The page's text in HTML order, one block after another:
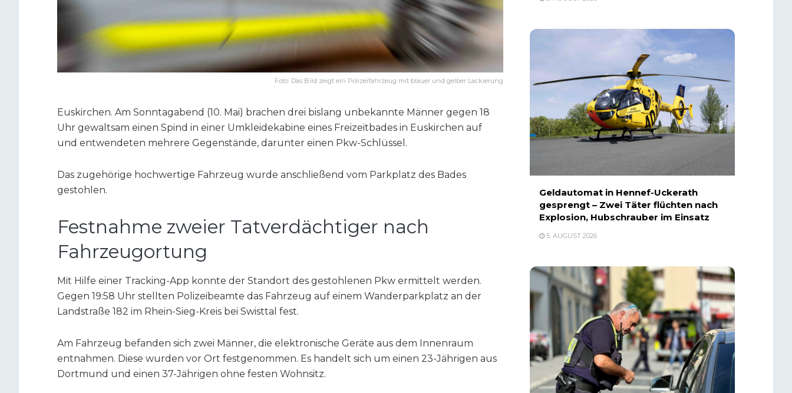
Foto: Das Bild zeigt ein Polizeifahrzeug mit blauer und gelber Lackierung
Euskirchen. Am Sonntagabend (10. Mai) brachen drei bislang unbekannte Männer gegen 18
Uhr gewaltsam einen Spind in einer Umkleidekabine eines Freizeitbades in Euskirchen auf
und entwendeten mehrere Gegenstände, darunter einen Pkw-Schlüssel.
Das zugehörige hochwertige Fahrzeug wurde anschließend vom Parkplatz des Bades
gestohlen.
Festnahme zweier Tatverdächtiger nach
Fahrzeugortung
Mit Hilfe einer Tracking-App konnte der Standort des gestohlenen Pkw ermittelt werden.
Gegen 19:58 Uhr stellten Polizeibeamte das Fahrzeug auf einem Wanderparkplatz an der
Landstraße 182 im Rhein-Sieg-Kreis bei Swisttal fest.
Am Fahrzeug befanden sich zwei Männer, die elektronische Geräte aus dem Innenraum
entnahmen. Diese wurden vor Ort festgenommen. Es handelt sich um einen 23-Jährigen aus
Dortmund und einen 37-Jährigen ohne festen Wohnsitz.
Geldautomat in Hennef-Uckerath
gesprengt – Zwei Täter flüchten nach
Explosion, Hubschrauber im Einsatz
5. AUGUST 2026